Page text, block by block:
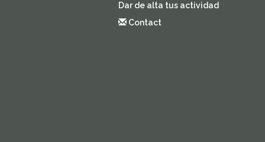
Dar de alta tus actividad
Contact